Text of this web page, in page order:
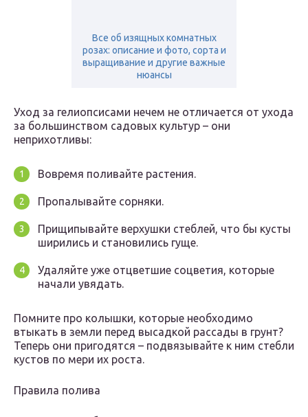
Все об изящных комнатных
розах: описание и фото, сорта и
выращивание и другие важные
нюансы
Уход за гелиопсисами нечем не отличается от ухода
за большинством садовых культур – они
неприхотливы:
Вовремя поливайте растения.
Пропалывайте сорняки.
Прищипывайте верхушки стеблей, что бы кусты
ширились и становились гуще.
Удаляйте уже отцветшие соцветия, которые
начали увядать.
Помните про колышки, которые необходимо
втыкать в земли перед высадкой рассады в грунт?
Теперь они пригодятся – подвязывайте к ним стебли
кустов по мери их роста.
Правила полива